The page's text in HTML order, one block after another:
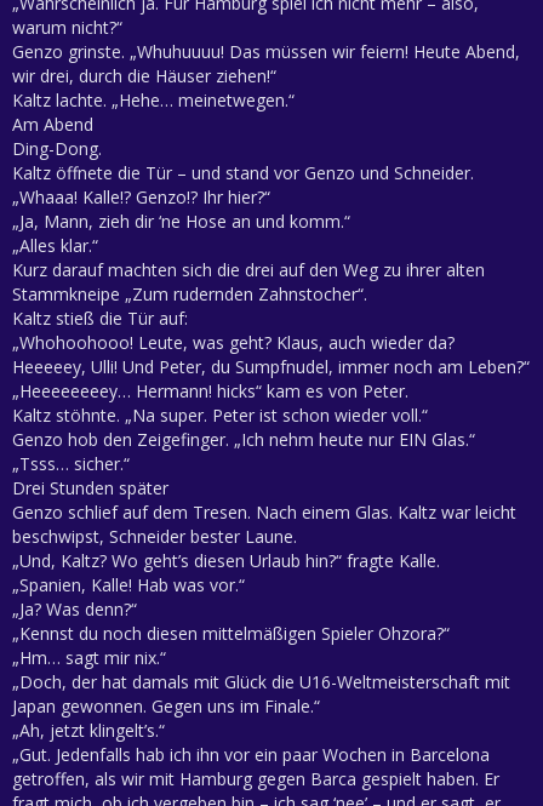
warum nicht?“
Genzo grinste. „Whuhuuuu! Das müssen wir feiern! Heute Abend,
wir drei, durch die Häuser ziehen!“
Kaltz lachte. „Hehe… meinetwegen.“
Am Abend
Ding-Dong.
Kaltz öffnete die Tür – und stand vor Genzo und Schneider.
„Whaaa! Kalle!? Genzo!? Ihr hier?“
„Ja, Mann, zieh dir ‘ne Hose an und komm.“
„Alles klar.“
Kurz darauf machten sich die drei auf den Weg zu ihrer alten
Stammkneipe „Zum rudernden Zahnstocher“.
Kaltz stieß die Tür auf:
„Whohoohooo! Leute, was geht? Klaus, auch wieder da?
Heeeeey, Ulli! Und Peter, du Sumpfnudel, immer noch am Leben?“
„Heeeeeeeey… Hermann! hicks“ kam es von Peter.
Kaltz stöhnte. „Na super. Peter ist schon wieder voll.“
Genzo hob den Zeigefinger. „Ich nehm heute nur EIN Glas.“
„Tsss… sicher.“
Drei Stunden später
Genzo schlief auf dem Tresen. Nach einem Glas. Kaltz war leicht
beschwipst, Schneider bester Laune.
„Und, Kaltz? Wo geht’s diesen Urlaub hin?“ fragte Kalle.
„Spanien, Kalle! Hab was vor.“
„Ja? Was denn?“
„Kennst du noch diesen mittelmäßigen Spieler Ohzora?“
„Hm… sagt mir nix.“
„Doch, der hat damals mit Glück die U16-Weltmeisterschaft mit
Japan gewonnen. Gegen uns im Finale.“
„Ah, jetzt klingelt’s.“
„Gut. Jedenfalls hab ich ihn vor ein paar Wochen in Barcelona
getroffen, als wir mit Hamburg gegen Barca gespielt haben. Er